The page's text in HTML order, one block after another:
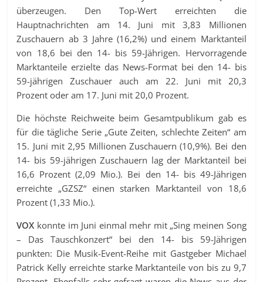
überzeugen. Den Top-Wert erreichten die
Hauptnachrichten am 14. Juni mit 3,83 Millionen
Zuschauern ab 3 Jahre (16,2%) und einem Marktanteil
von 18,6 bei den 14- bis 59-Jährigen. Hervorragende
Marktanteile erzielte das News-Format bei den 14- bis
59-jährigen Zuschauer auch am 22. Juni mit 20,3
Prozent oder am 17. Juni mit 20,0 Prozent.
Die höchste Reichweite beim Gesamtpublikum gab es
für die tägliche Serie „Gute Zeiten, schlechte Zeiten“ am
15. Juni mit 2,95 Millionen Zuschauern (10,9%). Bei den
14- bis 59-jährigen Zuschauern lag der Marktanteil bei
16,6 Prozent (2,09 Mio.). Bei den 14- bis 49-Jährigen
erreichte „GZSZ“ einen starken Marktanteil von 18,6
Prozent (1,33 Mio.).
VOX konnte im Juni einmal mehr mit „Sing meinen Song
– Das Tauschkonzert“ bei den 14- bis 59-Jährigen
punkten: Die Musik-Event-Reihe mit Gastgeber Michael
Patrick Kelly erreichte starke Marktanteile von bis zu 9,7